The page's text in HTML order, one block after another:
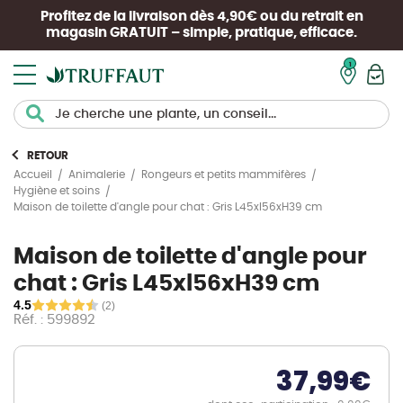
Profitez de la livraison dès 4,90€ ou du retrait en
magasin GRATUIT – simple, pratique, efficace.
RETOUR
Accueil
Animalerie
Rongeurs et petits mammifères
Hygiène et soins
Maison de toilette d'angle pour chat : Gris L45xl56xH39 cm
Maison de toilette d'angle pour
chat : Gris L45xl56xH39 cm
4.5 (2)
Réf. : 599892
37,99€